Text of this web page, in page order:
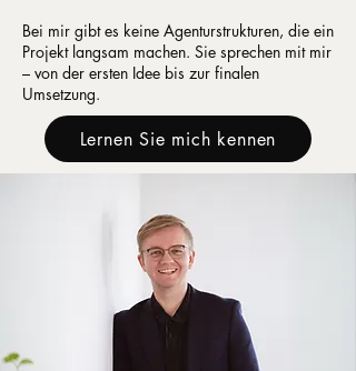
Bei mir gibt es keine Agenturstrukturen, die ein
Projekt langsam machen. Sie sprechen mit mir
– von der ersten Idee bis zur finalen
Umsetzung.
Lernen Sie mich kennen